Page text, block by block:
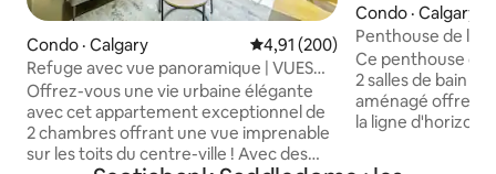
Condo · Calgary Note moyenne de 4,91 sur 5,
4,91 (200)
Refuge avec vue panoramique | VUES
imprenables | Stationnement gratuit
Offrez-vous une vie urbaine élégante
avec cet appartement exceptionnel de
2 chambres offrant une vue imprenable
sur les toits du centre-ville ! Avec des
Condo · Calgary
Penthouse de
centre-ville de
Ce penthouse de
2 salles de bain et
aménagé offre
la ligne d'horizon
Calgary ou pour